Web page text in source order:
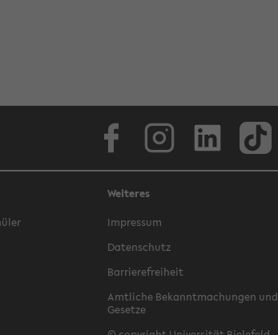
Weiteres
Impressum
Datenschutz
Barrierefreiheit
Amtliche Bekanntmachungen und
Gesetze